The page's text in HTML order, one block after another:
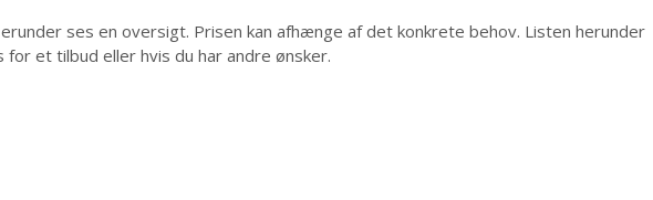
ses en oversigt. Prisen kan afhænge af det konkrete behov. Listen herunder
et tilbud eller hvis du har andre ønsker.